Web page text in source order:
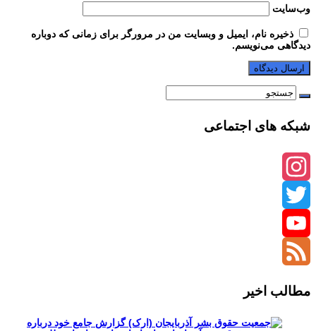
وب‌سایت
ذخیره نام، ایمیل و وبسایت من در مرورگر برای زمانی که دوباره
دیدگاهی می‌نویسم.
شبکه های اجتماعی
Instagram
Twitter
YouTube
مطالب اخیر